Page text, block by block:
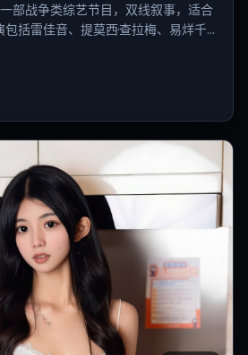
部战争类综艺节目，双线叙事，适合
括雷佳音、提莫西·查拉梅、易烊千